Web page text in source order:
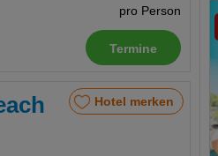
pro Person
Termine
Hotel merken